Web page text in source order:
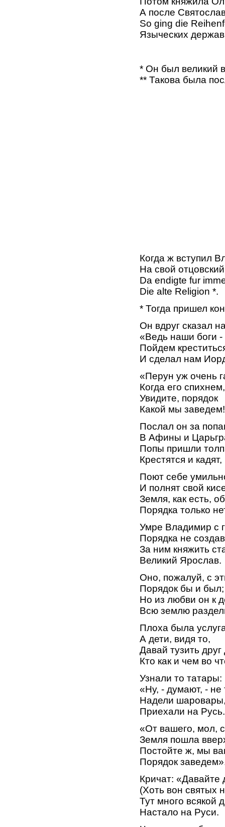
А после
So ging die
Языческих
* Он был великий
** Такова была
Когда ж вступил
На свой
Da endigte fur
Die alte Religion *.
* Тогда пришел
Он вдруг сказал
«Ведь наши боги -
Пойдем
И сделал нам
«Перун уж очень
Когда его спихнем,
Увидите, порядок
Какой мы
Послал он за
В Афины и
Попы пришли
Крестятся и кадят,
Поют себе
И полнят свой
Земля, как есть,
Порядка только
Умре Владимир с
Порядка не
За ним княжить
Великий Ярослав.
Оно, пожалуй, с
Порядок бы и был;
Но из любви он к
Всю землю
Плоха была
А дети, видя то,
Давай тузить друг
Кто как и чем во
Узнали то татары:
«Ну, - думают, - не
Надели
Приехали на Русь.
«От вашего, мол,
Земля пошла
Постойте ж, мы
Порядок
Кричат: «Давайте
(Хоть вон святых
Тут много всякой
Настало на Руси.